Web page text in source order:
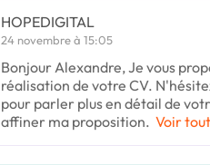
HOPEDIGITAL
24 novembre à 15:05
Bonjour Alexandre, Je vous
réalisation de votre CV.
pour parler plus en détail de
affiner ma proposition. Voir